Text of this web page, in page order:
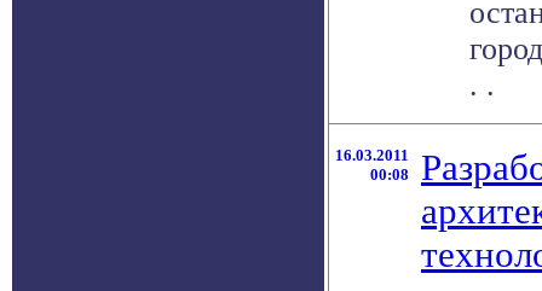
. .
16.03.2011
00:08